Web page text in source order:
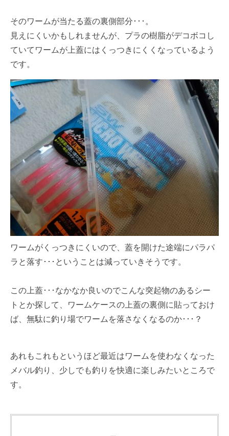
そのワームが当たる蓋の裏側部分･･･。
見えにくいかもしれませんが、プラの樹脂がデコボコし
ていてワームが上蓋にはくっつきにくくなっているよう
です。
ワームがくっつきにくいので、蓋を開けた途端にパラパ
ラと落す･･･ということは減っていきそうです。
この上蓋･･･なかなか良いのでこんな突起物のあるシー
トとか探して、ワームケースの上蓋の裏側に貼っておけ
ば、無駄に釣り場でワームを落さなくなるのか･･･？
あれもこれもというほど最近はワームを使わなくなった
メバル釣り、少しでも釣りを快適に楽しみたいところで
す。